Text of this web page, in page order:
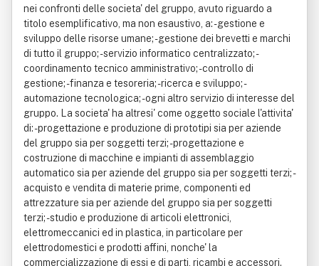
nei confronti delle societa' del gruppo, avuto riguardo a
titolo esemplificativo, ma non esaustivo, a: - gestione e
sviluppo delle risorse umane; - gestione dei brevetti e marchi
di tutto il gruppo; - servizio informatico centralizzato; -
coordinamento tecnico amministrativo; - controllo di
gestione; - finanza e tesoreria; - ricerca e sviluppo; -
automazione tecnologica; - ogni altro servizio di interesse del
gruppo. La societa' ha altresi' come oggetto sociale l'attivita'
di: - progettazione e produzione di prototipi sia per aziende
del gruppo sia per soggetti terzi; - progettazione e
costruzione di macchine e impianti di assemblaggio
automatico sia per aziende del gruppo sia per soggetti terzi; -
acquisto e vendita di materie prime, componenti ed
attrezzature sia per aziende del gruppo sia per soggetti
terzi; - studio e produzione di articoli elettronici,
elettromeccanici ed in plastica, in particolare per
elettrodomestici e prodotti affini, nonche' la
commercializzazione di essi e di parti, ricambi e accessori.